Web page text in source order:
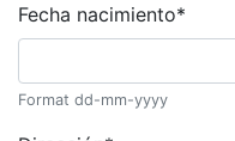
Fecha nacimiento*
Format dd-mm-yyyy